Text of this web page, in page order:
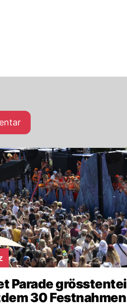
Parade
30 Festnahmen